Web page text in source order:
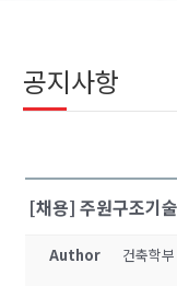
공지사항
[채용] 주원구조기
Author
건축학부